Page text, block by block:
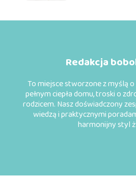
Redakcja
To miejsce stworzone z myślą
pełnym ciepła domu, troski o
rodzicem. Nasz doświadczony
wiedzą i praktycznymi
harmonijny styl